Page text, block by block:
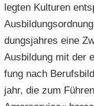
leg­ten Kul­tu­ren
dungs­jah­res eine
Aus­bil­dung mit der
fung nach
jahr, die zum